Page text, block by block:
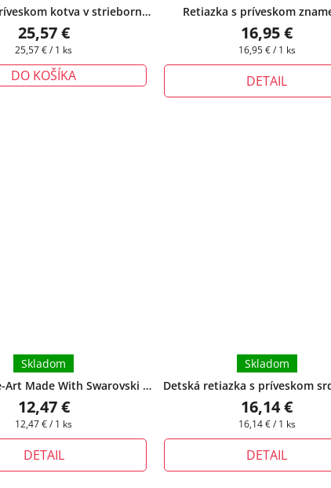
kotva v strieborno-
čiernom prevedení
25,57 €
Jednotková
cena:
25,57 € / 1 ks
DO KOŠÍKA
Retiazka s príveskom
zverokruhu Blíženci z ocele
produkte si môžete zvoliť dĺžku
16,95 €
Jednotková
cena:
16,95 € / 1 ks
DETAIL
Art Made With Swarovski s
- Montana+ pri tomto
zvoliť dĺžku retiazky
Skladom
12,47 €
Jednotková
12,47 € / 1 ks
DETAIL
Detská retiazka s príveskom
chirurgickej ocele Millie III.
krabička zadarmo
Skladom
16,14 €
Jednotková
16,14 € / 1 ks
DETAIL